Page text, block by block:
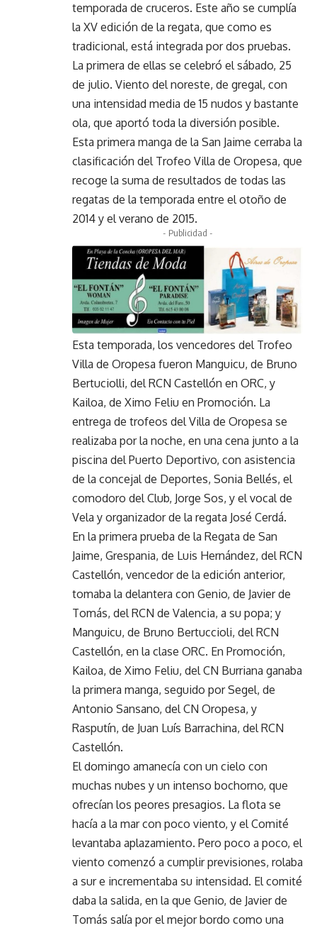
temporada de cruceros. Este año se cumplía
la XV edición de la regata, que como es
tradicional, está integrada por dos pruebas.
La primera de ellas se celebró el sábado, 25
de julio. Viento del noreste, de gregal, con
una intensidad media de 15 nudos y bastante
ola, que aportó toda la diversión posible.
Esta primera manga de la San Jaime cerraba la
clasificación del Trofeo Villa de Oropesa, que
recoge la suma de resultados de todas las
regatas de la temporada entre el otoño de
2014 y el verano de 2015.
- Publicidad -
Esta temporada, los vencedores del Trofeo
Villa de Oropesa fueron Manguicu, de Bruno
Bertuciolli, del RCN Castellón en ORC, y
Kailoa, de Ximo Feliu en Promoción. La
entrega de trofeos del Villa de Oropesa se
realizaba por la noche, en una cena junto a la
piscina del Puerto Deportivo, con asistencia
de la concejal de Deportes, Sonia Bellés, el
comodoro del Club, Jorge Sos, y el vocal de
Vela y organizador de la regata José Cerdá.
En la primera prueba de la Regata de San
Jaime, Grespania, de Luis Hernández, del RCN
Castellón, vencedor de la edición anterior,
tomaba la delantera con Genio, de Javier de
Tomás, del RCN de Valencia, a su popa; y
Manguicu, de Bruno Bertuccioli, del RCN
Castellón, en la clase ORC. En Promoción,
Kailoa, de Ximo Feliu, del CN Burriana ganaba
la primera manga, seguido por Segel, de
Antonio Sansano, del CN Oropesa, y
Rasputín, de Juan Luís Barrachina, del RCN
Castellón.
El domingo amanecía con un cielo con
muchas nubes y un intenso bochorno, que
ofrecían los peores presagios. La flota se
hacía a la mar con poco viento, y el Comité
levantaba aplazamiento. Pero poco a poco, el
viento comenzó a cumplir previsiones, rolaba
a sur e incrementaba su intensidad. El comité
daba la salida, en la que Genio, de Javier de
Tomás salía por el mejor bordo como una